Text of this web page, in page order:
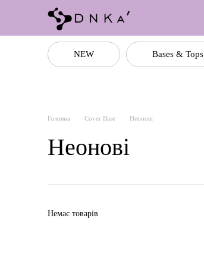
Перейти до основного контенту
NEW Bases & Tops
Головна Cover Base Неонові
Неонові
Немає товарів